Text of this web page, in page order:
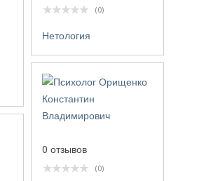
(0)
Нетология
0 отзывов
(0)